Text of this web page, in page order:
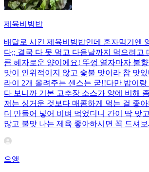
제육비빔밥
배달로 시킨 제육비빔밥인데 혼자먹기엔
다;; 결국 다 못 먹고 다음날까지 먹으려고
큼 혜자로운 양이에요! 뚜껑 열자마자 불향
맛이 인위적이지 않고 숯불 맛이라 참 맛
라이 2개 올려주는 센스는 굳!! ​다만 밥이
다 보니까 기본 고추장 소스가 양에 비해
저는 싱거운 것보다 매콤하게 먹는 걸 좋
더 만들어 넣어 비벼 먹었더니 간이 딱 맞
많고 불맛 나는 제육 좋아하시면 꼭 드셔
으앵